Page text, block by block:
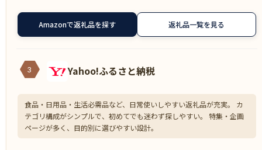
Amazonで返礼品を探す 返礼品一覧を見る
3 Yahoo!ふるさと納税
食品・日用品・生活必需品など、日常使いしやすい返礼品が充実。 カ
テゴリ構成がシンプルで、初めてでも迷わず探しやすい。 特集・企画
ページが多く、目的別に選びやすい設計。